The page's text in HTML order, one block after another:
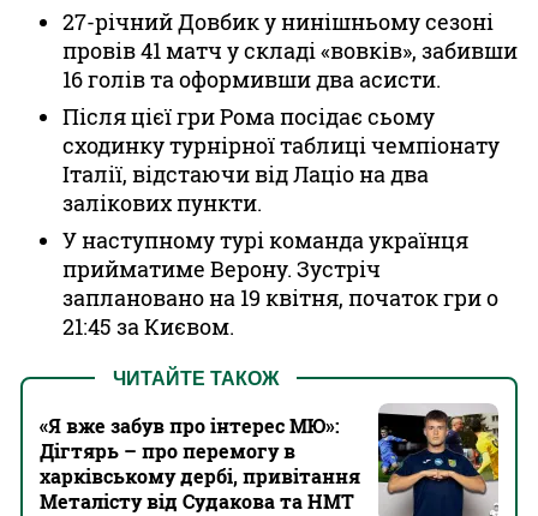
27-річний Довбик у нинішньому сезоні
провів 41 матч у складі «вовків», забивши
16 голів та оформивши два асисти.
Після цієї гри Рома посідає сьому
сходинку турнірної таблиці чемпіонату
Італії, відстаючи від Лаціо на два
залікових пункти.
У наступному турі команда українця
прийматиме Верону. Зустріч
заплановано на 19 квітня, початок гри о
21:45 за Києвом.
ЧИТАЙТЕ ТАКОЖ
«Я вже забув про інтерес МЮ»:
Дігтярь – про перемогу в
харківському дербі, привітання
Металісту від Судакова та НМТ